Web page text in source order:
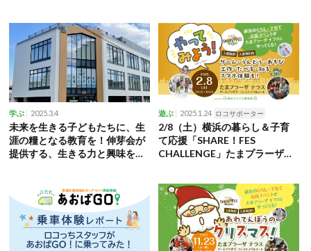
学ぶ 2025.3.4
未来を生きる子どもたちに、生
涯の糧となる教育を！伸芽会が
提供する、生きる力と興味を引
遊ぶ 2025.1.24 ロコサポーター
2/8（土）横浜の暮らし＆子育
て応援「SHARE！FES
CHALLENGE」たまプラーザテ